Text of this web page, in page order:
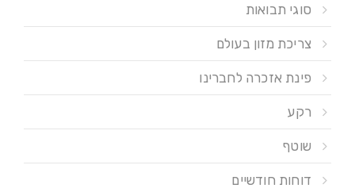
סוגי תבואות
צריכת מזון בעולם
פינת אזכרה לחברינו
רקע
שוטף
דוחות חודשיים